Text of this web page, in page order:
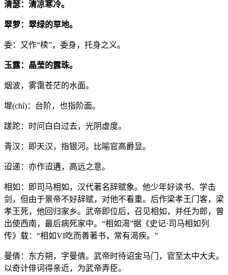
清瑟：清凉寒冷。
翠萝：翠绿的草地。
委：又作“椟”，委身，托身之义。
玉露：晶莹的露珠。
烟波，雾霭苍茫的水面。
墀(chí)：台阶，也指阶面。
蹉跎：时问白白过去，光阴虚度。
青汉：即天汉，指银河。比喻官高爵显。
迢递：亦作迢遘，高远之意。
相如：即司马相如，汉代著名辞赋象。他少年好读书、学击
剑，但由于景帝不好辞赋，对他不看重。后作梁孝王门客，梁
孝王死，他回归家乡。武帝即位后，召见相如，并任为郎，曾
出使西南，最后病死家中。“相如渴”据《史记·司马相如列
传》载：“相如VI吃而善著书，常有渴疾。”
曼倩：东方朔，字曼倩。武帝时待诏金马门，官至太中大夫。
以奇计俳词得亲近，为武帝弄臣。